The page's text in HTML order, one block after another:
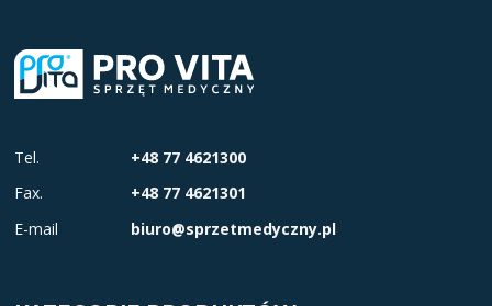
Tel.
+48 77 4621300
Fax.
+48 77 4621301
E-mail
biuro@sprzetmedyczny.pl